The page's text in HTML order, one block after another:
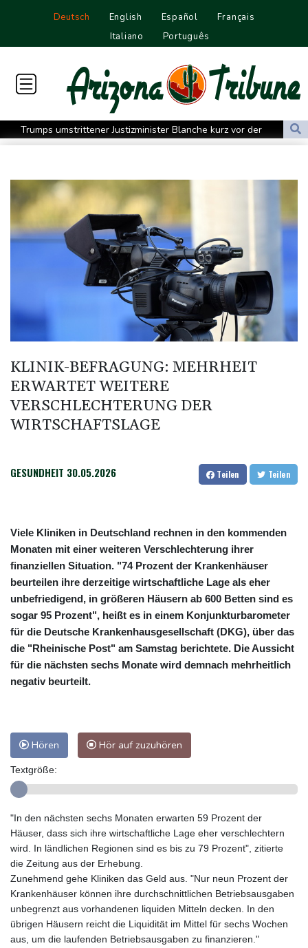
Deutsch English Español
Français
Italiano
Português
Trumps umstrittener Justizminister Blanche kurz vor der
Bestätigung im Senat
"Steile Lernkurve": Kretschmann lobt Amtsführung von Merz
US-Unternehmen bauen im Juli Arbeitsplätze ab
Saudi-Arabien, Türkei und Pakistan schließen inmitten von Iran-
Krieg Verteidigungsabkommen
Polizei entdeckt Cannabisplantage mit mehr als 900 Pflanzen in
Kerpen - Festnahme
Xiaomi Skynomad: N70 und N90 erhöhen den Druck auf Europas
Sicherheitskreise vermuten russische Kampagne hinter
Falschvideo zu Merz-Rücktritt
Papst Leo XIV. will bei Frankreich-Besuch Missbrauchsopfer
treffen
Nationaler Sicherheitsrat mit Merz tagt zu Drohnenvorfall in
KLINIK-BEFRAGUNG: MEHRHEIT
ERWARTET WEITERE
VERSCHLECHTERUNG DER
WIRTSCHAFTSLAGE
GESUNDHEIT 30.05.2026 Teilen Teilen
Viele Kliniken in Deutschland rechnen in den kommenden
Monaten mit einer weiteren Verschlechterung ihrer
finanziellen Situation. "74 Prozent der Krankenhäuser
beurteilen ihre derzeitige wirtschaftliche Lage als eher
unbefriedigend, in größeren Häusern ab 600 Betten sind es
sogar 95 Prozent", heißt es in einem Konjunkturbarometer
für die Deutsche Krankenhausgesellschaft (DKG), über das
die "Rheinische Post" am Samstag berichtete. Die Aussicht
für die nächsten sechs Monate wird demnach mehrheitlich
negativ beurteilt.
Hören Hör auf zuzuhören
Textgröße:
"In den nächsten sechs Monaten erwarten 59 Prozent der
Häuser, dass sich ihre wirtschaftliche Lage eher verschlechtern
wird. In ländlichen Regionen sind es bis zu 79 Prozent", zitierte
die Zeitung aus der Erhebung.
Zunehmend gehe Kliniken das Geld aus. "Nur neun Prozent der
Krankenhäuser können ihre durchschnittlichen Betriebsausgaben
unbegrenzt aus vorhandenen liquiden Mitteln decken. In den
übrigen Häusern reicht die Liquidität im Mittel für sechs Wochen
aus, um die laufenden Betriebsausgaben zu finanzieren."